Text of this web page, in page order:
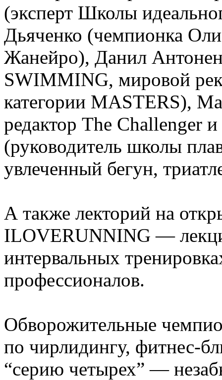
(эксперт Школы
Дьяченко (чемпионка
Жанейро), Данил
SWIMMING, мировой
категории MASTERS),
редактор The Challenger
(руководитель школы
увлеченный бегун,
А также лекторий на
ILOVERUNNING —
интервальных
профессионалов.
Обворожительные
по чирлидингу, фитнес-
“серию четырех” —